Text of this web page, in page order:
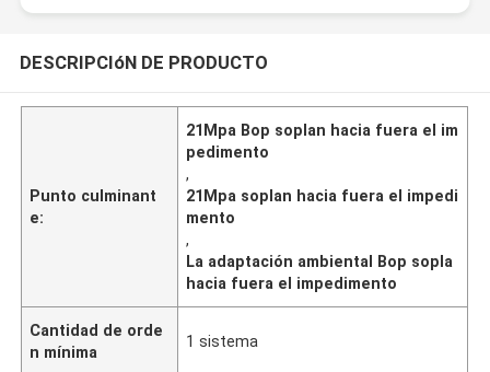
DESCRIPCIóN DE PRODUCTO
Punto culminant
e:
21Mpa Bop soplan hacia fuera el im
pedimento
,
21Mpa soplan hacia fuera el impedi
mento
,
La adaptación ambiental Bop sopla
hacia fuera el impedimento
Cantidad de orde
n mínima
1 sistema